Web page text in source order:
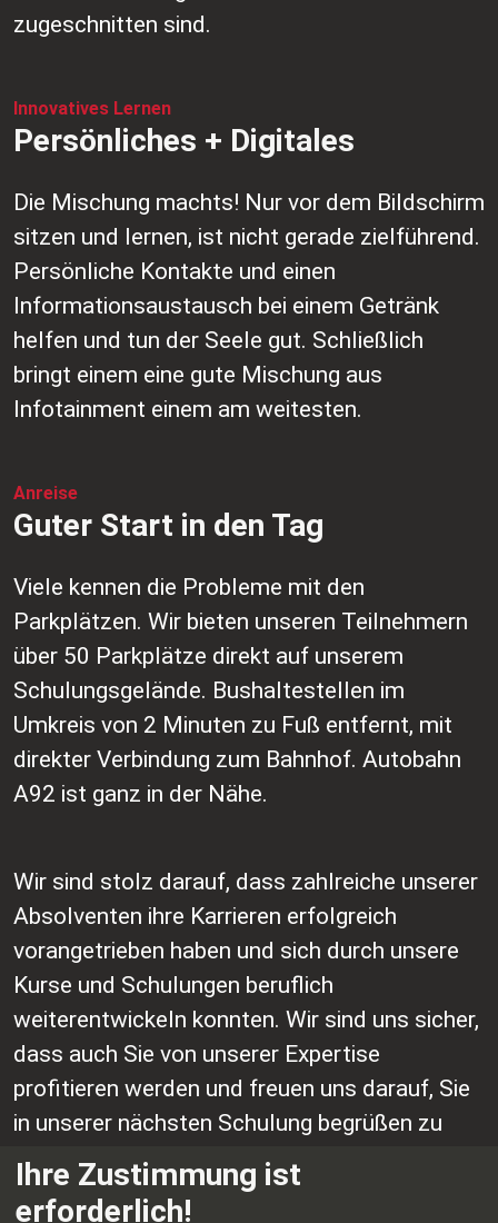
zugeschnitten sind.
Innovatives Lernen
Persönliches + Digitales
Die Mischung machts! Nur vor dem Bildschirm
sitzen und lernen, ist nicht gerade zielführend.
Persönliche Kontakte und einen
Informationsaustausch bei einem Getränk
helfen und tun der Seele gut. Schließlich
bringt einem eine gute Mischung aus
Infotainment einem am weitesten.
Anreise
Guter Start in den Tag
Viele kennen die Probleme mit den
Parkplätzen. Wir bieten unseren Teilnehmern
über 50 Parkplätze direkt auf unserem
Schulungsgelände. Bushaltestellen im
Umkreis von 2 Minuten zu Fuß entfernt, mit
direkter Verbindung zum Bahnhof. Autobahn
A92 ist ganz in der Nähe.
Wir sind stolz darauf, dass zahlreiche unserer
Absolventen ihre Karrieren erfolgreich
vorangetrieben haben und sich durch unsere
Kurse und Schulungen beruflich
weiterentwickeln konnten. Wir sind uns sicher,
dass auch Sie von unserer Expertise
profitieren werden und freuen uns darauf, Sie
in unserer nächsten Schulung begrüßen zu
dürfen.
Ihre Zustimmung ist
erforderlich!